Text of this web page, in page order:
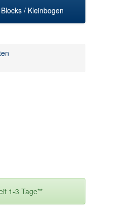
Blocks / Kleinbogen
1-3 Tage**